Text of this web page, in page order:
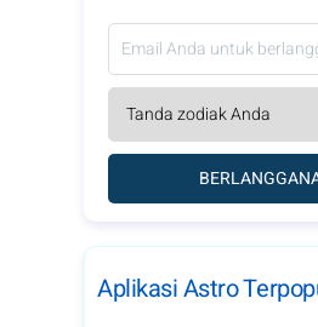
Aplikasi Astro